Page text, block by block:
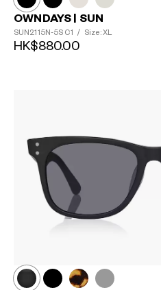
OWNDAYS | SUN
SUN2115N-5S C1 / Size: XL
HK$880.00